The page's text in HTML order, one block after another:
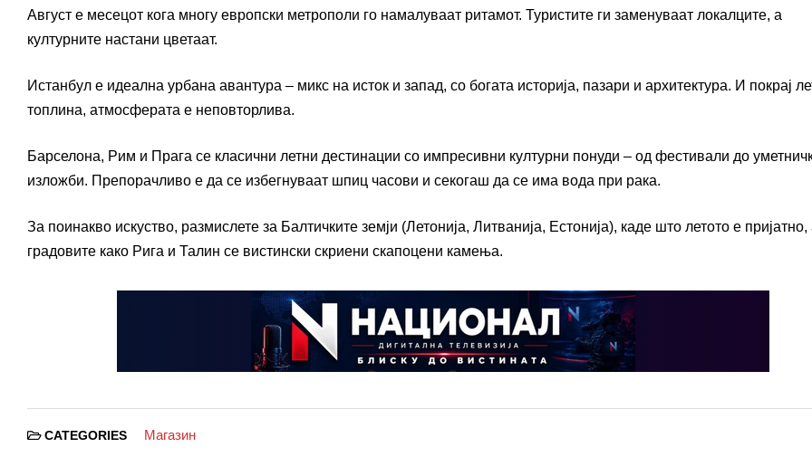
Август е месецот кога многу европски метрополи го намалуваат ритамот. Туристите ги заменуваат локалците, а
културните настани цветаат.
Истанбул е идеална урбана авантура – микс на исток и запад, со богата историја, пазари и архитектура. И покрај
топлина, атмосферата е неповторлива.
Барселона, Рим и Прага се класични летни дестинации со импресивни културни понуди – од фестивали до
изложби. Препорачливо е да се избегнуваат шпиц часови и секогаш да се има вода при рака.
За поинакво искуство, размислете за Балтичките земји (Летонија, Литванија, Естонија), каде што летото е пријатно,
градовите како Рига и Талин се вистински скриени скапоцени камења.
CATEGORIES Магазин